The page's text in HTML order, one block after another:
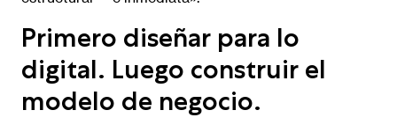
Primero diseñar para lo
digital. Luego construir el
modelo de negocio.